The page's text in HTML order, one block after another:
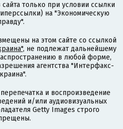
только при условии ссылки
на "Экономическую
на этом сайте со ссылкой
, не подлежат дальнейшему
в любой форме,
агентства "Интерфакс-
и воспроизведение
и/или аудиовизуальных
Getty Images строго